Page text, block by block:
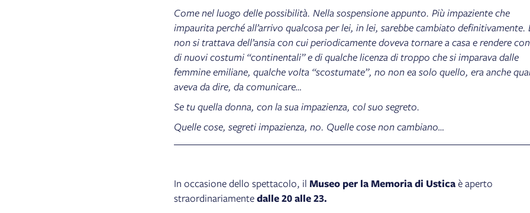
Come nel luogo delle possibilità. Nella sospensione appunto. Più impaziente che
impaurita perché all’arrivo qualcosa per lei, in lei, sarebbe cambiato definitivamente.
non si trattava dell’ansia con cui periodicamente doveva tornare a casa e rendere
di nuovi costumi “continentali” e di qualche licenza di troppo che si imparava dalle
femmine emiliane, qualche volta “scostumate”, no non ea solo quello, era anche
aveva da dire, da comunicare…
Se tu quella donna, con la sua impazienza, col suo segreto.
Quelle cose, segreti impazienza, no. Quelle cose non cambiano…
In occasione dello spettacolo, il Museo per la Memoria di Usticaè aperto
straordinariamentedalle 20 alle 23.